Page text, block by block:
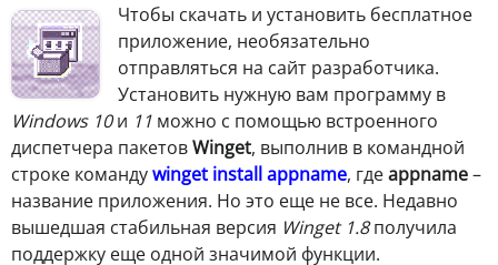
Чтобы скачать и установить бесплатное
приложение, необязательно
отправляться на сайт разработчика.
Установить нужную вам программу в
Windows 10и 11 можно с помощью встроенного
диспетчера пакетовWinget, выполнив в командной
строке командуwinget install appname, гдеappname–
название приложения. Но это еще не все. Недавно
вышедшая стабильная версия Winget 1.8получила
поддержку еще одной значимой функции.